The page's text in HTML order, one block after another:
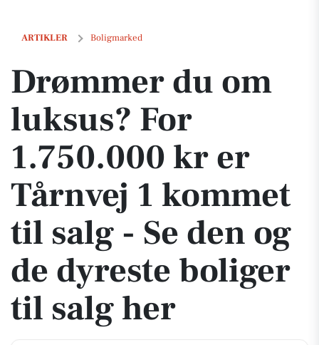
ARTIKLER Boligmarked
Drømmer du om luksus? For 1.750.000 kr er Tårnvej 1 kommet til
Drømmer du om
luksus? For
1.750.000 kr er
Tårnvej 1 kommet
til salg - Se den og
de dyreste boliger
til salg her